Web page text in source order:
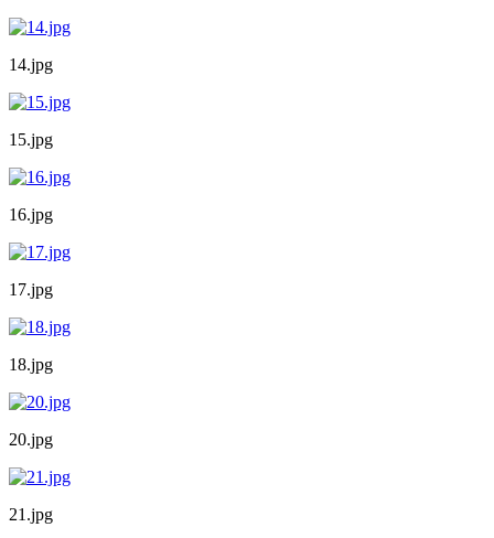
14.jpg
15.jpg
16.jpg
17.jpg
18.jpg
20.jpg
21.jpg